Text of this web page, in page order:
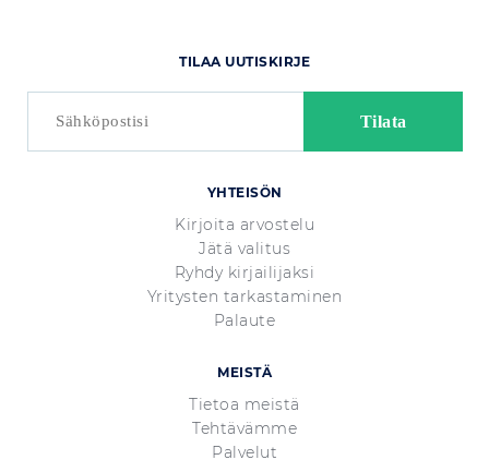
YHTEISÖN
Kirjoita arvostelu
Jätä valitus
Ryhdy kirjailijaksi
Yritysten tarkastaminen
Palaute
MEISTÄ
Tietoa meistä
Tehtävämme
Palvelut
TILAA UUTISKIRJE